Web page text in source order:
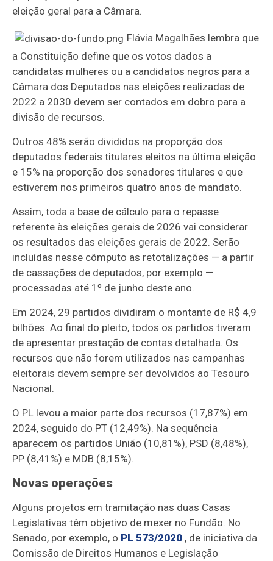
eleição geral para a Câmara.
Flávia Magalhães lembra que
a Constituição define que os votos dados a
candidatas mulheres ou a candidatos negros para a
Câmara dos Deputados nas eleições realizadas de
2022 a 2030 devem ser contados em dobro para a
divisão de recursos.
Outros 48% serão divididos na proporção dos
deputados federais titulares eleitos na última eleição
e 15% na proporção dos senadores titulares e que
estiverem nos primeiros quatro anos de mandato.
Assim, toda a base de cálculo para o repasse
referente às eleições gerais de 2026 vai considerar
os resultados das eleições gerais de 2022. Serão
incluídas nesse cômputo as retotalizações — a partir
de cassações de deputados, por exemplo —
processadas até 1º de junho deste ano.
Em 2024, 29 partidos dividiram o montante de R$ 4,9
bilhões. Ao final do pleito, todos os partidos tiveram
de apresentar prestação de contas detalhada. Os
recursos que não forem utilizados nas campanhas
eleitorais devem sempre ser devolvidos ao Tesouro
Nacional.
O PL levou a maior parte dos recursos (17,87%) em
2024, seguido do PT (12,49%). Na sequência
aparecem os partidos União (10,81%), PSD (8,48%),
PP (8,41%) e MDB (8,15%).
Novas operações
Alguns projetos em tramitação nas duas Casas
Legislativas têm objetivo de mexer no Fundão. No
Senado, por exemplo, o PL 573/2020 , de iniciativa da
Comissão de Direitos Humanos e Legislação